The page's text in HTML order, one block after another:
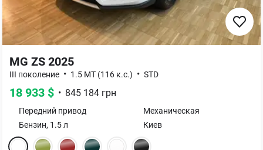
MG ZS 2025
III поколение • 1.5 MT (116 к.с.) • STD
18 933 $ • 845 184 грн
Передний привод
Механическая
Бензин, 1.5л Киев